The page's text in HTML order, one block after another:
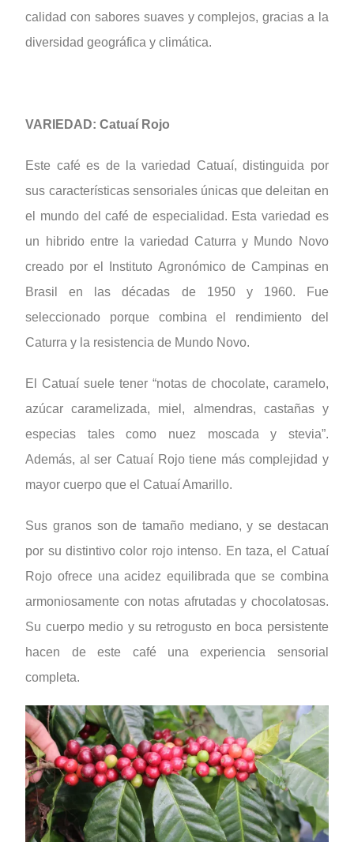
calidad con sabores suaves y complejos, gracias a la
diversidad geográfica y climática.
VARIEDAD: Catuaí Rojo
Este café es de la variedad Catuaí, distinguida por
sus características sensoriales únicas que deleitan en
el mundo del café de especialidad. Esta variedad es
un hibrido entre la variedad Caturra y Mundo Novo
creado por el Instituto Agronómico de Campinas en
Brasil en las décadas de 1950 y 1960. Fue
seleccionado porque combina el rendimiento del
Caturra y la resistencia de Mundo Novo.
El Catuaí suele tener “notas de chocolate, caramelo,
azúcar caramelizada, miel, almendras, castañas y
especias tales como nuez moscada y stevia”.
Además, al ser Catuaí Rojo tiene más complejidad y
mayor cuerpo que el Catuaí Amarillo.
Sus granos son de tamaño mediano, y se destacan
por su distintivo color rojo intenso. En taza, el Catuaí
Rojo ofrece una acidez equilibrada que se combina
armoniosamente con notas afrutadas y chocolatosas.
Su cuerpo medio y su retrogusto en boca persistente
hacen de este café una experiencia sensorial
completa.